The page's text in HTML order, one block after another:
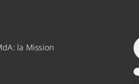
la Mission